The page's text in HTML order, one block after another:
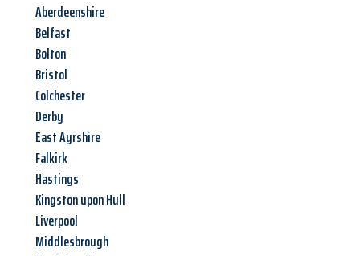
Aberdeenshire
Belfast
Bolton
Bristol
Colchester
Derby
East Ayrshire
Falkirk
Hastings
Kingston upon Hull
Liverpool
Middlesbrough